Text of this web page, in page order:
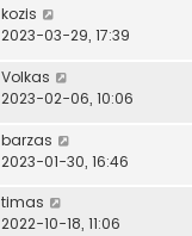
kozis
2023-03-29, 17:39
Volkas
2023-02-06, 10:06
barzas
2023-01-30, 16:46
timas
2022-10-18, 11:06